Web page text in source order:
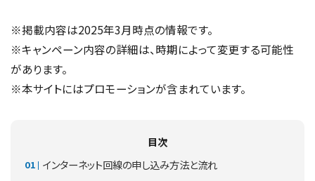
※掲載内容は2025年3月時点の情報です。
※キャンペーン内容の詳細は、時期によって変更する可能性
があります。
※本サイトにはプロモーションが含まれています。
目次
インターネット回線の申し込み方法と流れ